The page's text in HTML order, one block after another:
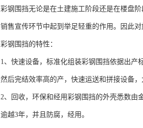
彩钢围挡无论是在土建施工阶段还是在楼盘
销售宣传环节中起到举足轻重的作用。因此
彩钢围挡的特性：
1、快速设备，标准化组装彩钢围挡依据出产
然后完结效率高的产，快速运送和拼接设备，
2、回收，环保和经用彩钢围挡的外壳悉数由
逾越3年，并且防腐，经用。